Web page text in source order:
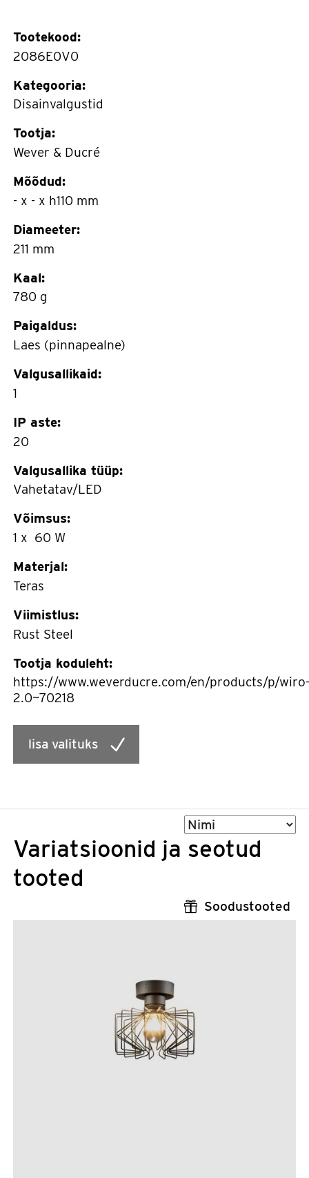
Tootekood:
2086E0V0
Kategooria:
Disainvalgustid
Tootja:
Wever & Ducré
Mõõdud:
- x - x h110 mm
Diameeter:
211 mm
Kaal:
780 g
Paigaldus:
Laes (pinnapealne)
Valgusallikaid:
1
IP aste:
20
Valgusallika tüüp:
Vahetatav/LED
Võimsus:
1 x 60 W
Materjal:
Teras
Viimistlus:
Rust Steel
Tootja koduleht:
https://www.weverducre.com/en/products/p/wiro-
2.0~70218
lisa valituks
Sorteeri
Variatsioonid ja seotud
tooted
Soodustooted